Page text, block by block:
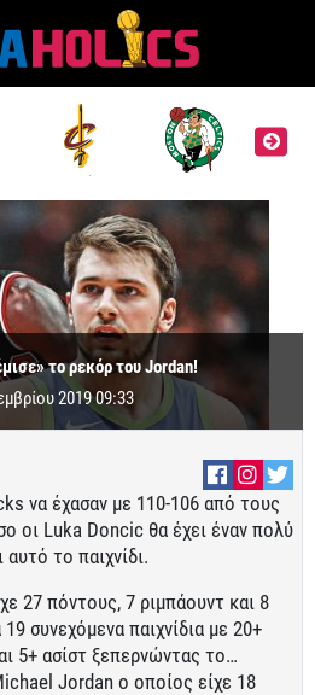
το ρεκόρ του Jordan!
2019 09:33
να έχασαν με 110-106 από τους
οι Luka Doncic θα έχει έναν πολύ
το παιχνίδι.
27 πόντους, 7 ριμπάουντ και 8
συνεχόμενα παιχνίδια με 20+
5+ ασίστ ξεπερνώντας το…
Jordan ο οποίος είχε 18